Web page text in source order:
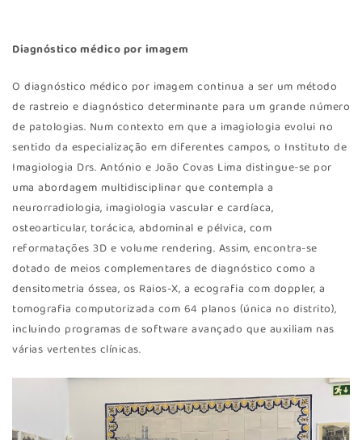
Diagnóstico médico por imagem
O diagnóstico médico por imagem continua a ser um método
de rastreio e diagnóstico determinante para um grande número
de patologias. Num contexto em que a imagiologia evolui no
sentido da especialização em diferentes campos, o Instituto de
Imagiologia Drs. António e João Covas Lima distingue-se por
uma abordagem multidisciplinar que contempla a
neurorradiologia, imagiologia vascular e cardíaca,
osteoarticular, torácica, abdominal e pélvica, com
reformatações 3D e volume rendering. Assim, encontra-se
dotado de meios complementares de diagnóstico como a
densitometria óssea, os Raios-X, a ecografia com doppler, a
tomografia computorizada com 64 planos (única no distrito),
incluindo programas de software avançado que auxiliam nas
várias vertentes clínicas.